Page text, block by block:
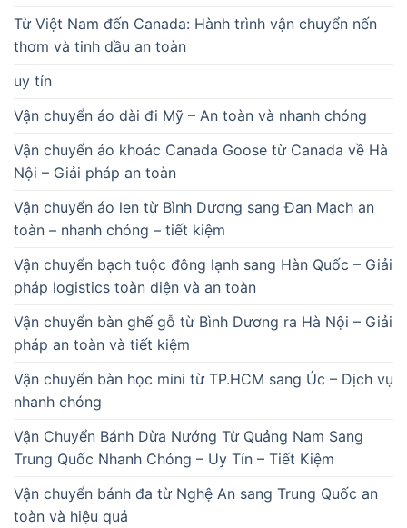
Từ Việt Nam đến Canada: Hành trình vận chuyển nến
thơm và tinh dầu an toàn
uy tín
Vận chuyển áo dài đi Mỹ – An toàn và nhanh chóng
Vận chuyển áo khoác Canada Goose từ Canada về Hà
Nội – Giải pháp an toàn
Vận chuyển áo len từ Bình Dương sang Đan Mạch an
toàn – nhanh chóng – tiết kiệm
Vận chuyển bạch tuộc đông lạnh sang Hàn Quốc – Giải
pháp logistics toàn diện và an toàn
Vận chuyển bàn ghế gỗ từ Bình Dương ra Hà Nội – Giải
pháp an toàn và tiết kiệm
Vận chuyển bàn học mini từ TP.HCM sang Úc – Dịch vụ
nhanh chóng
Vận Chuyển Bánh Dừa Nướng Từ Quảng Nam Sang
Trung Quốc Nhanh Chóng – Uy Tín – Tiết Kiệm
Vận chuyển bánh đa từ Nghệ An sang Trung Quốc an
toàn và hiệu quả